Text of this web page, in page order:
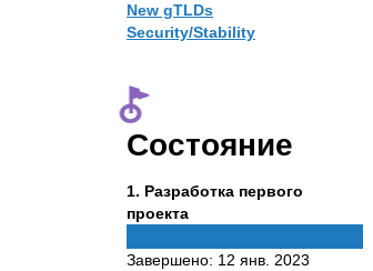
New gTLDs
Security/Stability
Состояние
1 Phase
1
. Разработка первого
проекта
Завершено: 12 янв. 2023